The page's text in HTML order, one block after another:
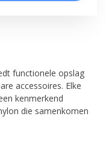
functionele opslag
accessoires. Elke
kenmerkend
die samenkomen